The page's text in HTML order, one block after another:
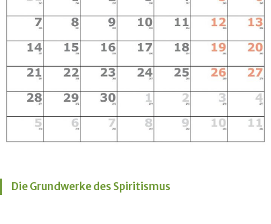
Die Grundwerke des Spiritismus